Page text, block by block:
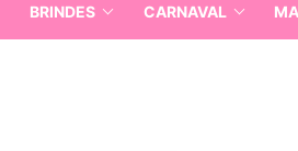
BRINDES CARNAVAL